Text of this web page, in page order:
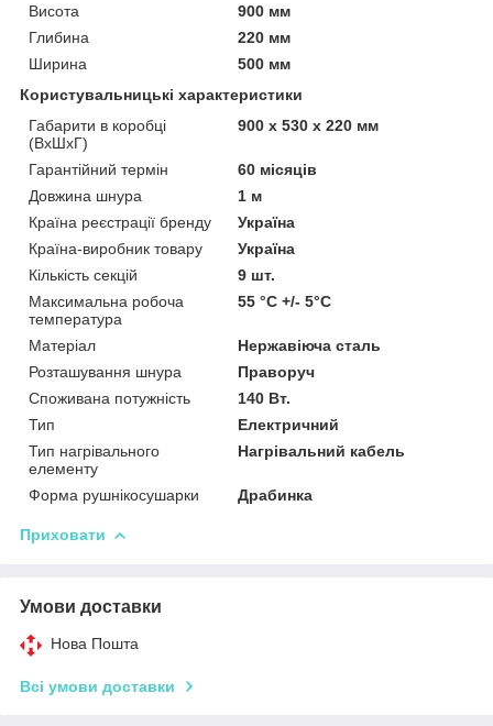
Висота
900 мм
Глибина
220 мм
Ширина
500 мм
Користувальницькі характеристики
Габарити в коробці
(ВхШхГ)
900 х 530 х 220 мм
Гарантійний термін
60 місяців
Довжина шнура
1 м
Країна реєстрації бренду
Україна
Країна-виробник товару
Україна
Кількість секцій
9 шт.
Максимальна робоча
температура
55 °C +/- 5°C
Матеріал
Нержавіюча сталь
Розташування шнура
Праворуч
Споживана потужність
140 Вт.
Тип
Електричний
Тип нагрівального
елементу
Нагрівальний кабель
Форма рушнікосушарки Драбинка
Приховати
Умови доставки
Нова Пошта
Всі умови доставки